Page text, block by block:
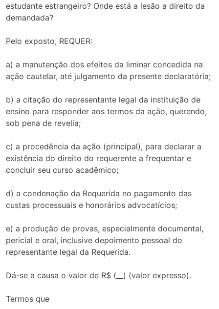
estudante estrangeiro? Onde está a lesão a direito da
demandada?
Pelo exposto, REQUER:
a) a manutenção dos efeitos da liminar concedida na
ação cautelar, até julgamento da presente declaratória;
b) a citação do representante legal da instituição de
ensino para responder aos termos da ação, querendo,
sob pena de revelia;
c) a procedência da ação (principal), para declarar a
existência do direito do requerente a frequentar e
concluir seu curso acadêmico;
d) a condenação da Requerida no pagamento das
custas processuais e honorários advocatícios;
e) a produção de provas, especialmente documental,
pericial e oral, inclusive depoimento pessoal do
representante legal da Requerida.
Dá-se a causa o valor de R$ (__) (valor expresso).
Termos que